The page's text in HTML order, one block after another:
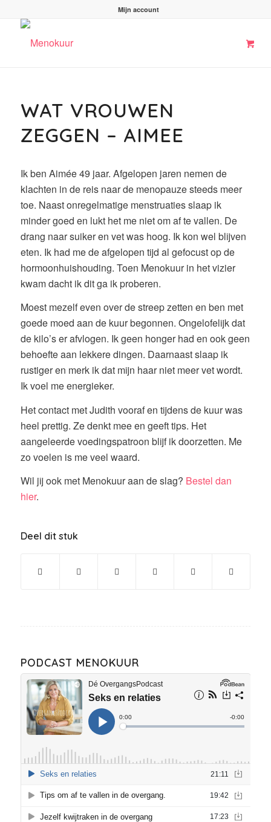
Mijn account
WAT VROUWEN
ZEGGEN – AIMEE
Ik ben Aimée 49 jaar. Afgelopen jaren nemen de
klachten in de reis naar de menopauze steeds meer
toe. Naast onregelmatige menstruaties slaap ik
minder goed en lukt het me niet om af te vallen. De
drang naar suiker en vet was hoog. Ik kon wel blijven
eten. Ik had me de afgelopen tijd al gefocust op de
hormoonhuishouding. Toen Menokuur in het vizier
kwam dacht ik dit ga ik proberen.
Moest mezelf even over de streep zetten en ben met
goede moed aan de kuur begonnen. Ongelofelijk dat
de kilo’s er afvlogen. Ik geen honger had en ook geen
behoefte aan lekkere dingen. Daarnaast slaap ik
rustiger en merk ik dat mijn haar niet meer vet wordt.
Ik voel me energieker.
Het contact met Judith vooraf en tijdens de kuur was
heel prettig. Ze denkt mee en geeft tips. Het
aangeleerde voedingspatroon blijf ik doorzetten. Me
zo voelen is me veel waard.
Wil jij ook met Menokuur aan de slag? Bestel dan
hier.
Deel dit stuk
PODCAST MENOKUUR